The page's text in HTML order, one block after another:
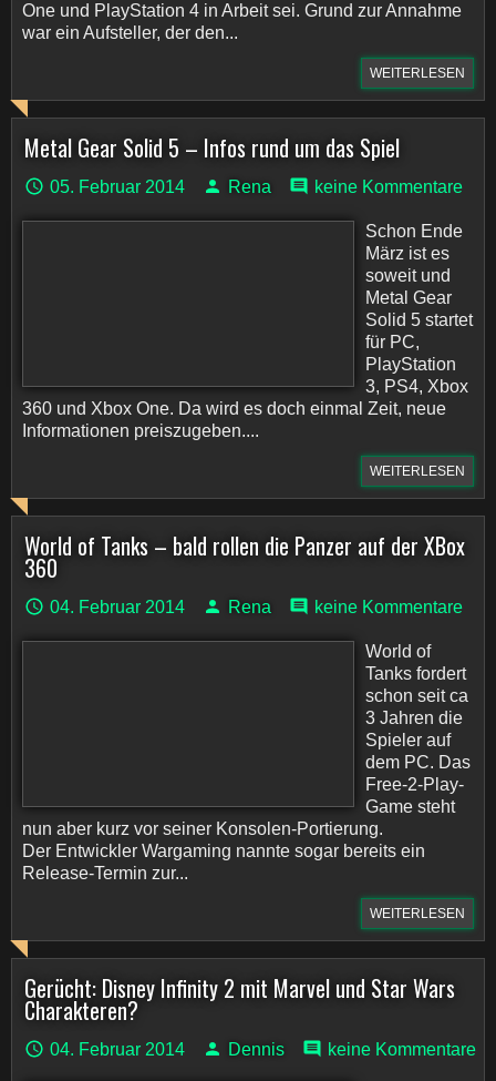
One und PlayStation 4 in Arbeit sei. Grund zur Annahme
war ein Aufsteller, der den...
WEITERLESEN
Metal Gear Solid 5 – Infos rund um das Spiel
05. Februar 2014 Rena keine Kommentare
Schon Ende
März ist es
soweit und
Metal Gear
Solid 5 startet
für PC,
PlayStation
3, PS4, Xbox
360 und Xbox One. Da wird es doch einmal Zeit, neue
Informationen preiszugeben....
WEITERLESEN
World of Tanks – bald rollen die Panzer auf der XBox
360
04. Februar 2014 Rena keine Kommentare
World of
Tanks fordert
schon seit ca
3 Jahren die
Spieler auf
dem PC. Das
Free-2-Play-
Game steht
nun aber kurz vor seiner Konsolen-Portierung.
Der Entwickler Wargaming nannte sogar bereits ein
Release-Termin zur...
WEITERLESEN
Gerücht: Disney Infinity 2 mit Marvel und Star Wars
Charakteren?
04. Februar 2014 Dennis keine Kommentare